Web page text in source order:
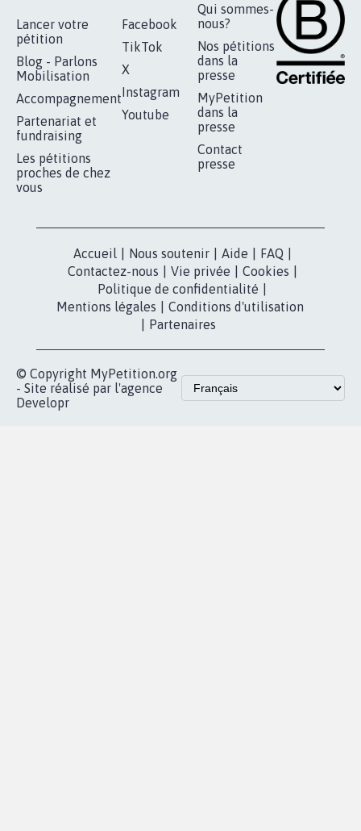
Lancer votre
pétition
Blog - Parlons
Mobilisation
Accompagnement
Partenariat et
fundraising
Les pétitions
proches de chez
vous
Facebook
TikTok
X
Instagram
Youtube
Qui sommes-
nous?
Nos pétitions
dans la
presse
MyPetition
dans la
presse
Contact
presse
Accueil Nous soutenir Aide FAQ
Contactez-nous
Vie privée Cookies
Politique de confidentialité
Mentions légales
Conditions d'utilisation
Partenaires
© Copyright MyPetition.org
- Site réalisé par l'agence
Developr